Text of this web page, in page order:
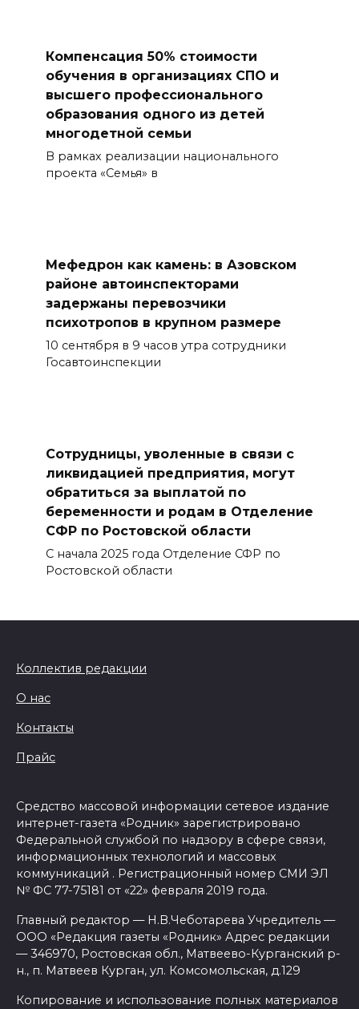
Компенсация 50% стоимости
обучения в организациях СПО и
высшего профессионального
образования одного из детей
многодетной семьи
В рамках реализации национального
проекта «Семья» в
Мефедрон как камень: в Азовском
районе автоинспекторами
задержаны перевозчики
психотропов в крупном размере
10 сентября в 9 часов утра сотрудники
Госавтоинспекции
Сотрудницы, уволенные в связи с
ликвидацией предприятия, могут
обратиться за выплатой по
беременности и родам в Отделение
СФР по Ростовской области
С начала 2025 года Отделение СФР по
Ростовской области
Коллектив редакции
О нас
Контакты
Прайс
Средство массовой информации сетевое издание
интернет-газета «Родник» зарегистрировано
Федеральной службой по надзору в сфере связи,
информационных технологий и массовых
коммуникаций . Регистрационный номер СМИ ЭЛ
№ ФС 77-75181 от «22» февраля 2019 года.
Главный редактор — Н.В.Чеботарева Учредитель —
ООО «Редакция газеты «Родник» Адрес редакции
— 346970, Ростовская обл., Матвеево-Курганский р-
н., п. Матвеев Курган, ул. Комсомольская, д.129
Копирование и использование полных материалов